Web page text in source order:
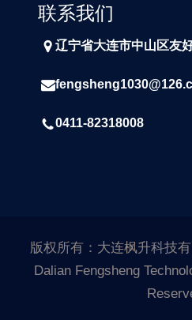
联系我们
辽宁省大连市中山区友
0411-82318008
版权所有：大连枫升科技
Dalian Fengsheng